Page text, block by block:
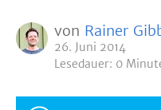
von Rainer
26. Juni 2014
Lesedauer: 0